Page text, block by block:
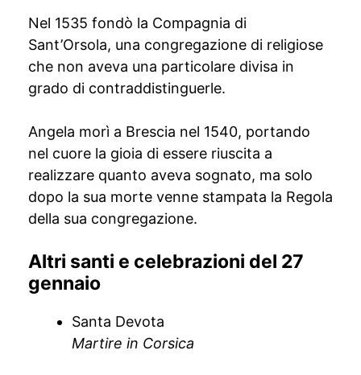
Nel 1535 fondò la Compagnia di
Sant’Orsola, una congregazione di religiose
che non aveva una particolare divisa in
grado di contraddistinguerle.
Angela morì a Brescia nel 1540, portando
nel cuore la gioia di essere riuscita a
realizzare quanto aveva sognato, ma solo
dopo la sua morte venne stampata la Regola
della sua congregazione.
Altri santi e celebrazioni del 27
gennaio
Santa Devota
Martire in Corsica